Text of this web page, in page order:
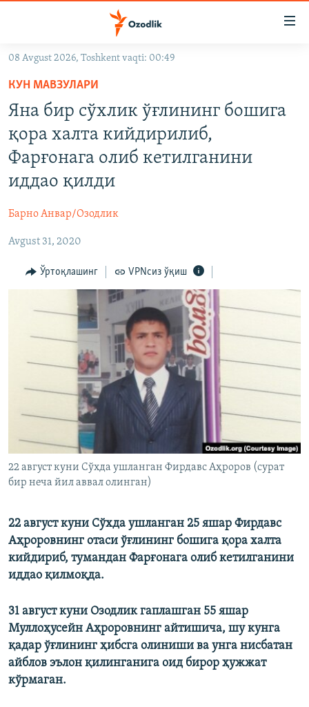
Асосий
навигацияга
ўтинг
Қидиришга
ўтинг
OZODVIDEO
OZODARXIV
На русском
Озодлик бошқа тилларда
08 Avgust 2026, Toshkent vaqti: 00:49
КУН МАВЗУЛАРИ
Яна бир сўхлик ўғлининг бошига
қора халта кийдирилиб,
Фарғонага олиб кетилганини
иддао қилди
Барно Анвар/Озодлик
Avgust 31, 2020
Ўртоқлашинг VPNсиз ўқиш
22 август куни Сўхда ушланган Фирдавс Аҳроров (сурат
бир неча йил аввал олинган)
22 август куни Сўхда ушланган 25 яшар Фирдавс
Аҳроровнинг отаси ўғлининг бошига қора халта
кийдириб, тумандан Фарғонага олиб кетилганини
иддао қилмоқда.
31 август куни Озодлик гаплашган 55 яшар
Муллоҳусейн Аҳроровнинг айтишича, шу кунга
қадар ўғлининг ҳибсга олиниши ва унга нисбатан
айблов эълон қилинганига оид бирор ҳужжат
кўрмаган.